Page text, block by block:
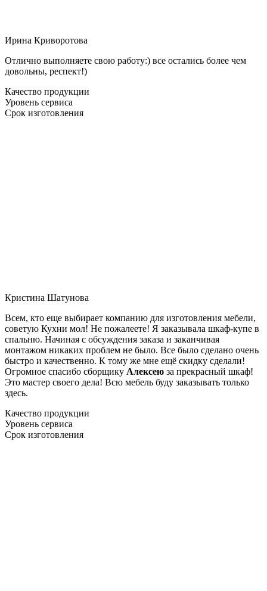
Ирина Криворотова
Отлично выполняете свою работу:) все остались более чем
довольны, респект!)
Качество продукции
Уровень сервиса
Срок изготовления
Кристина Шатунова
Всем, кто еще выбирает компанию для изготовления мебели,
советую Кухни мол! Не пожалеете! Я заказывала шкаф-купе в
спальню. Начиная с обсуждения заказа и заканчивая
монтажом никаких проблем не было. Все было сделано очень
быстро и качественно. К тому же мне ещё скидку сделали!
Огромное спасибо сборщику Алексею за прекрасный шкаф!
Это мастер своего дела! Всю мебель буду заказывать только
здесь.
Качество продукции
Уровень сервиса
Срок изготовления